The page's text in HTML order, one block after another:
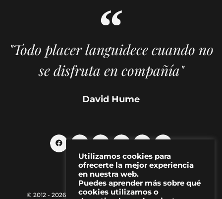
"Todo placer languidece cuando no
se disfruta en compañía"
David Hume
© 2012 - 2026 MAKMA | Revista de artes visuales y cultura
Utilizamos cookies para
ofrecerte la mejor experiencia
en nuestra web.
Puedes aprender más sobre qué
cookies utilizamos o